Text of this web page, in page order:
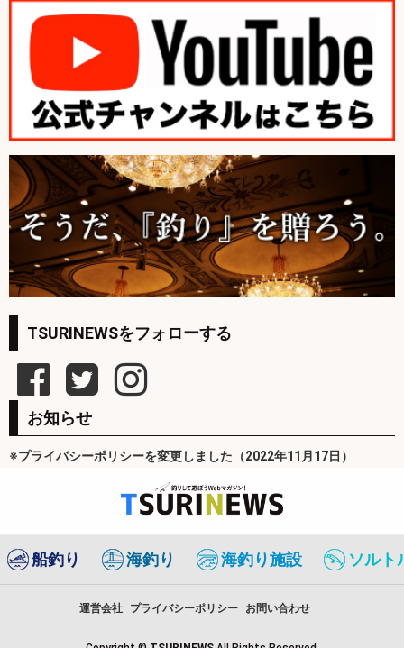
TSURINEWSをフォローする
お知らせ
※プライバシーポリシーを変更しました（2022年11月17日）
船釣り 海釣り 海釣り施設 ソルト
運営会社 プライバシーポリシー お問い合わせ